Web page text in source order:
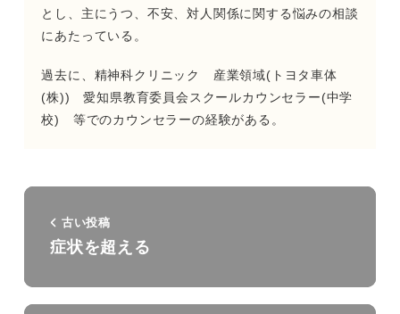
とし、主にうつ、不安、対人関係に関する悩みの相談
にあたっている。
過去に、精神科クリニック 産業領域(トヨタ車体
(株)) 愛知県教育委員会スクールカウンセラー(中学
校) 等でのカウンセラーの経験がある。
古い投稿
症状を超える